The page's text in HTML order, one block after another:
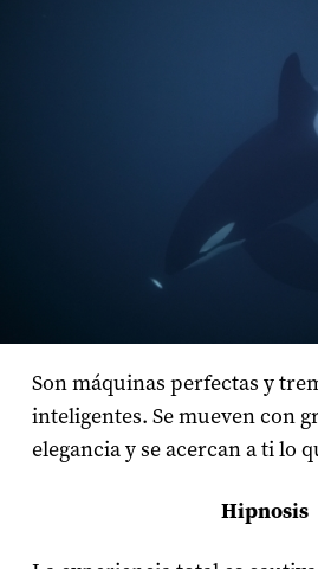
Son máquinas perfectas y
inteligentes. Se mueven con
elegancia y se acercan a ti lo
Hipnosis